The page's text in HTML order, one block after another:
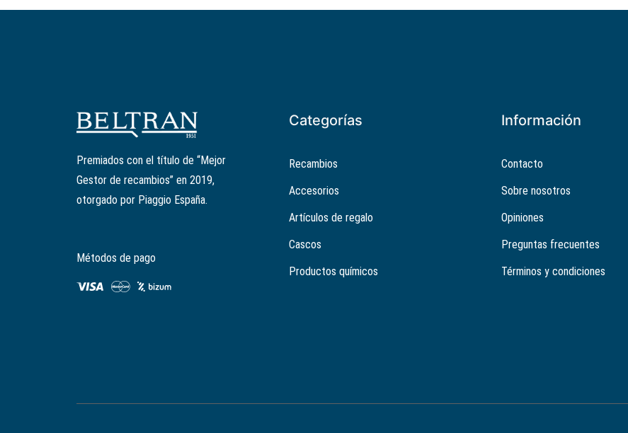
Premiados con el título de “Mejor
Gestor de recambios” en 2019,
otorgado por Piaggio España.
Métodos de pago
Categorías
Recambios
Accesorios
Artículos de regalo
Cascos
Productos químicos
Información
Contacto
Sobre nosotros
Opiniones
Preguntas frecuentes
Términos y condiciones